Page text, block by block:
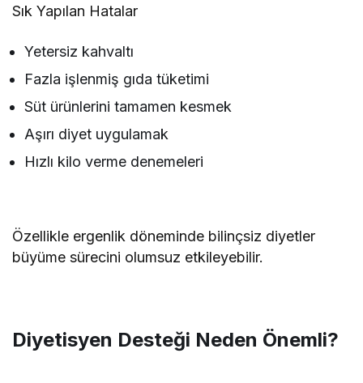
Sık Yapılan Hatalar
Yetersiz kahvaltı
Fazla işlenmiş gıda tüketimi
Süt ürünlerini tamamen kesmek
Aşırı diyet uygulamak
Hızlı kilo verme denemeleri
Özellikle ergenlik döneminde bilinçsiz diyetler
büyüme sürecini olumsuz etkileyebilir.
Diyetisyen Desteği Neden Önemli?